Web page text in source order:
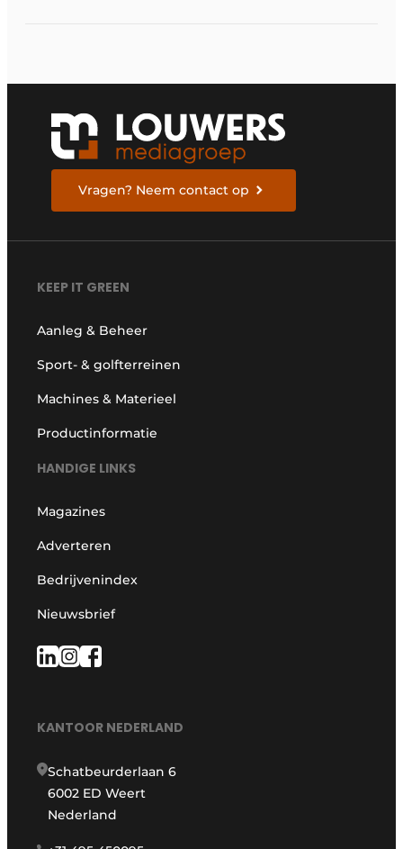
Vragen? Neem contact op
KEEP IT GREEN
Aanleg & Beheer
Sport- & golfterreinen
Machines & Materieel
Productinformatie
HANDIGE LINKS
Magazines
Adverteren
Bedrijvenindex
Nieuwsbrief
KANTOOR NEDERLAND
Schatbeurderlaan 6
6002 ED Weert
Nederland